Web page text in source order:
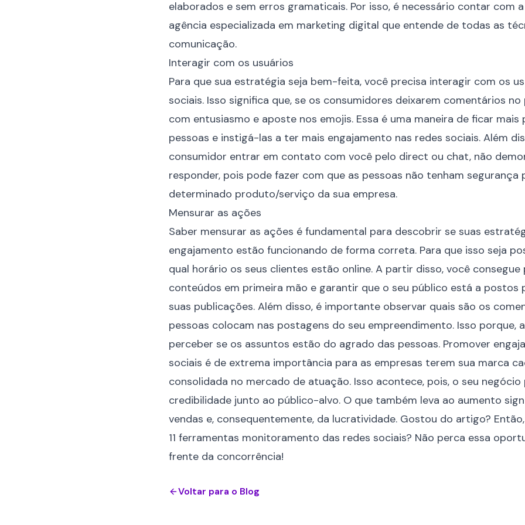
elaborados e sem erros gramaticais. Por isso, é necessário contar com
agência especializada em marketing digital que entende de todas as
comunicação.
Interagir com os usuários
Para que sua estratégia seja bem-feita, você precisa interagir com os
sociais. Isso significa que, se os consumidores deixarem comentários
com entusiasmo e aposte nos emojis. Essa é uma maneira de ficar mais
pessoas e instigá-las a ter mais engajamento nas redes sociais. Além
consumidor entrar em contato com você pelo direct ou chat, não
responder, pois pode fazer com que as pessoas não tenham segurança
determinado produto/serviço da sua empresa.
Mensurar as ações
Saber mensurar as ações é fundamental para descobrir se suas
engajamento estão funcionando de forma correta. Para que isso seja
qual horário os seus clientes estão online. A partir disso, você
conteúdos em primeira mão e garantir que o seu público está a postos
suas publicações. Além disso, é importante observar quais são os
pessoas colocam nas postagens do seu empreendimento. Isso porque,
perceber se os assuntos estão do agrado das pessoas. Promover
sociais é de extrema importância para as empresas terem sua marca
consolidada no mercado de atuação. Isso acontece, pois, o seu
credibilidade junto ao público-alvo. O que também leva ao aumento
vendas e, consequentemente, da lucratividade. Gostou do artigo?
11 ferramentas monitoramento das redes sociais? Não perca essa
frente da concorrência!
Voltar para o Blog